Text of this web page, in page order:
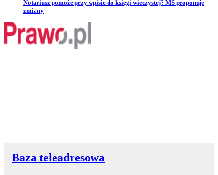
Przejdź do artykułu:
Notariusz pomoże przy wpisie do księgi wieczystej? MS proponuje
zmiany
Baza teleadresowa